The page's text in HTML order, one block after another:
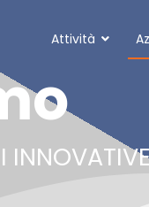
Attività